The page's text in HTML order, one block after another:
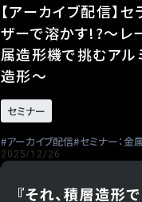
【アーカイブ配信】
ザーで溶かす!?～レ
属造形機で挑むアル
造形～
セミナー
アーカイブ配信 セミナー：金
2025/12/26